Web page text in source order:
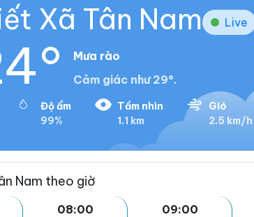
Xã Tân Nam Live
Mưa rào
Cảm giác như 29°.
Độ ẩm
99%
Tầm nhìn
1.1 km
Gió
2.5 km/h
Nam theo giờ
08:00
09:00